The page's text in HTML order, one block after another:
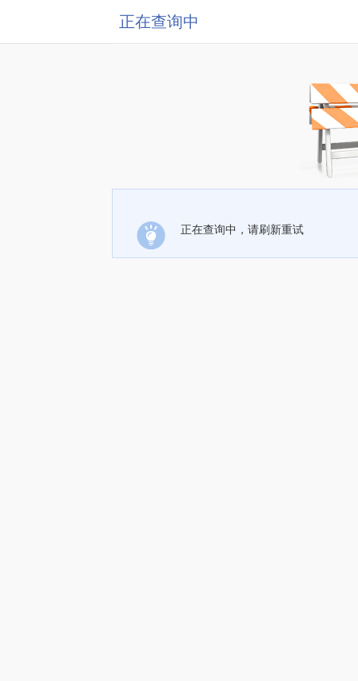
正在查询中
正在查询中，请刷新重试